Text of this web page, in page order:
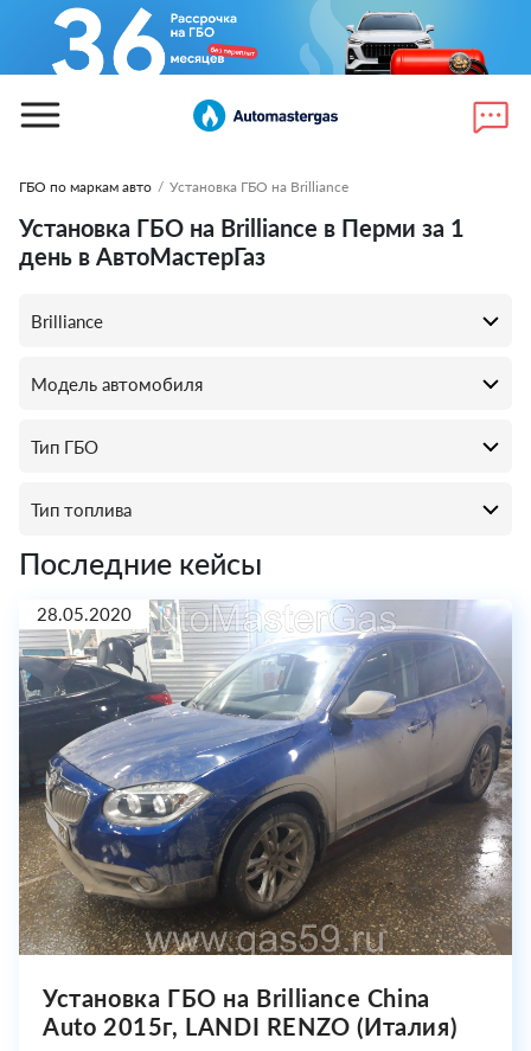
ГБО по маркам авто / Установка ГБО на Brilliance
Установка ГБО на Brilliance в Перми за 1
день в АвтоМастерГаз
Последние кейсы
28.05.2020
Установка ГБО на Brilliance China
Auto 2015г, LANDI RENZO (Италия)